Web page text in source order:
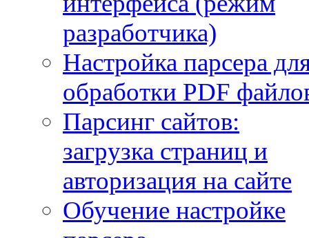
разработчика)
Настройка парсера
обработки PDF
Парсинг сайтов:
загрузка страниц и
авторизация на сайте
Обучение настройке